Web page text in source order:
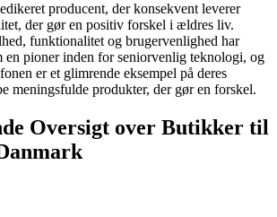
producent, der konsekvent leverer
der gør en positiv forskel i ældres liv.
funktionalitet og brugervenlighed har
en pioner inden for seniorvenlig teknologi, og
er et glimrende eksempel på deres
meningsfulde produkter, der gør en forskel.
Oversigt over Butikker til